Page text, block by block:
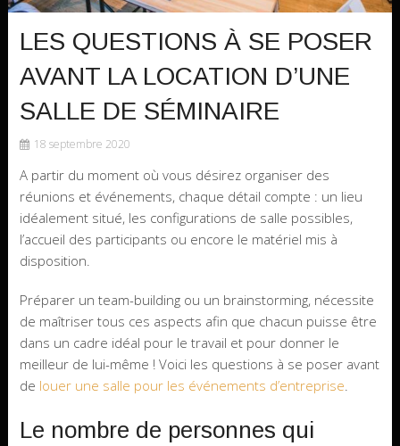
LES QUESTIONS À SE POSER
AVANT LA LOCATION D’UNE
SALLE DE SÉMINAIRE
18 septembre 2020
A partir du moment où vous désirez organiser des
réunions et événements, chaque détail compte : un lieu
idéalement situé, les configurations de salle possibles,
l’accueil des participants ou encore le matériel mis à
disposition.
Préparer un team-building ou un brainstorming, nécessite
de maîtriser tous ces aspects afin que chacun puisse être
dans un cadre idéal pour le travail et pour donner le
meilleur de lui-même ! Voici les questions à se poser avant
de louer une salle pour les événements d’entreprise
Le nombre de personnes qui